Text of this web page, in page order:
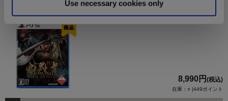
Use necessary cookies only
【PS5】鬼武者 Way of the Sword 通常版
8,990円 (税込)
在庫：○ |449ポイント